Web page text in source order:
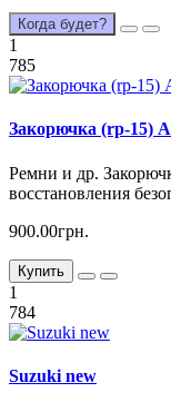
Когда будет?
1
785
Закорючка (rp-15)
Ремни и др.
восстановления
900.00грн.
Купить
1
784
Suzuki new